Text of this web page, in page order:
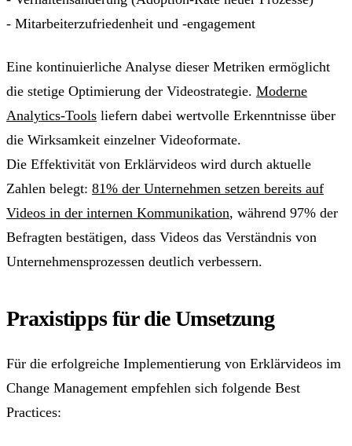
- Mitarbeiterzufriedenheit und -engagement
Eine kontinuierliche Analyse dieser Metriken ermöglicht
die stetige Optimierung der Videostrategie. Moderne
Analytics-Tools liefern dabei wertvolle Erkenntnisse über
die Wirksamkeit einzelner Videoformate.
Die Effektivität von Erklärvideos wird durch aktuelle
Zahlen belegt: 81% der Unternehmen setzen bereits auf
Videos in der internen Kommunikation, während 97% der
Befragten bestätigen, dass Videos das Verständnis von
Unternehmensprozessen deutlich verbessern.
Praxistipps für die Umsetzung
Für die erfolgreiche Implementierung von Erklärvideos im
Change Management empfehlen sich folgende Best
Practices: